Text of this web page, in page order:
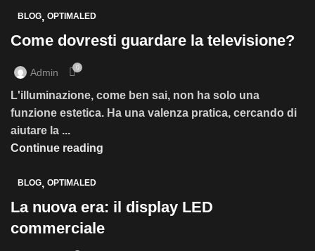
BLOG, OPTIMALED
Come dovresti guardare la televisione?
Admin 0
L'illuminazione, come ben sai, non ha solo una
funzione estetica. Ha una valenza pratica, cercando di
aiutare la ...
Continue reading
BLOG, OPTIMALED
La nuova era: il display LED
commerciale